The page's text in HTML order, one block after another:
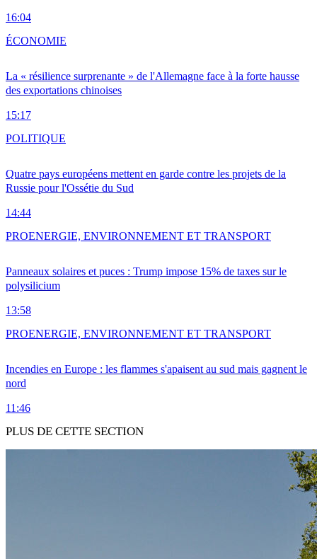
16:04
La « résilience surprenante » de l'Allemagne face à la forte hausse
des exportations chinoises
15:17
ÉCONOMIE
Quatre pays européens mettent en garde contre les projets de la
Russie pour l'Ossétie du Sud
14:44
POLITIQUE
Panneaux solaires et puces : Trump impose 15% de taxes sur le
polysilicium
13:58
PROENERGIE, ENVIRONNEMENT ET TRANSPORT
Incendies en Europe : les flammes s'apaisent au sud mais gagnent le
nord
11:46
PROENERGIE, ENVIRONNEMENT ET TRANSPORT
PLUS DE CETTE SECTION